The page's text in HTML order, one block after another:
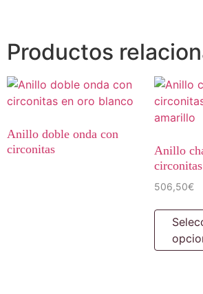
Productos
Anillo doble onda con
circonitas
Anillo
circonitas
506,50€